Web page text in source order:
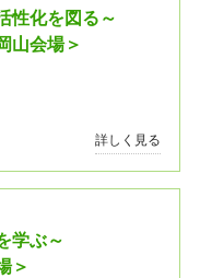
性化を図る～
山会場＞
詳しく見る
学ぶ～
＞